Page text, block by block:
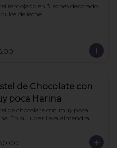
remojado en 3 leches decorado
de leche.
de Chocolate con
poca Harina
de chocolate con muy poca
En su lugar lleva almendra.